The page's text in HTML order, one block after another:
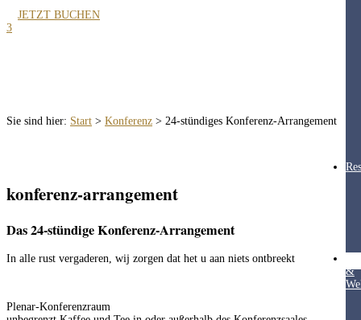
&
JETZT BUCHEN
3
Sie sind hier: Start > Konferenz > 24-stündiges Konferenz-Arrangement
konferenz-arrangement
Das 24-stündige Konferenz-Arrangement
In alle rust vergaderen, wij zorgen dat het u aan niets ontbreekt
Plenar-Konferenzraum